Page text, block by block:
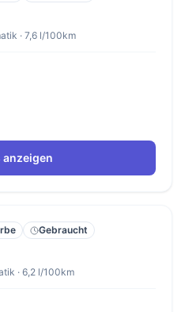
· 7,6 l/100km
anzeigen
Gebraucht
· 6,2 l/100km